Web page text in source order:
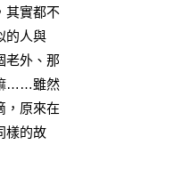
其實都不
的人與
老外、那
……雖然
，原來在
樣的故